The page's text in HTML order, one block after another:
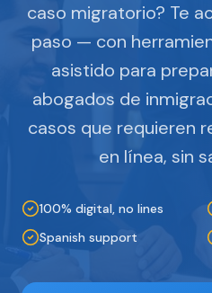
caso migratorio? Te
paso — con
asistido para
abogados de
casos que requieren
en línea, sin
100% digital, no lines
Spanish support